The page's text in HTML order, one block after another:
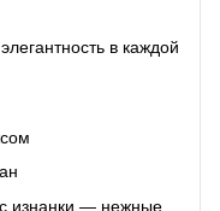
в каждой
с изнанки — нежные